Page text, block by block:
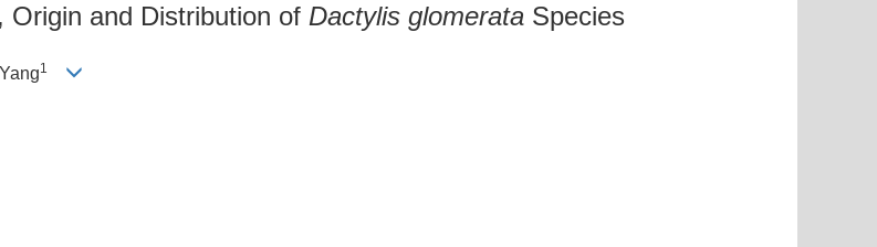
Origin and Distribution of Dactylis glomerata Species
1